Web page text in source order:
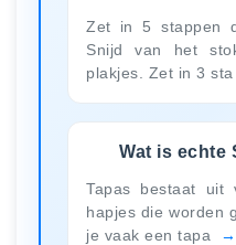
Zet in 5 stappen
Snijd van het
plakjes. Zet in 3 sta
Wat is echte
Tapas bestaat uit
hapjes die worden
je vaak een tapa